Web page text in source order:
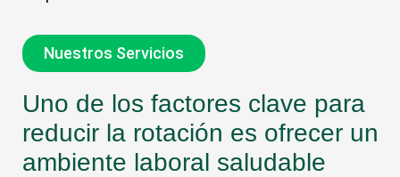
Nuestros Servicios
Uno de los factores clave para
reducir la rotación es ofrecer un
ambiente laboral saludable